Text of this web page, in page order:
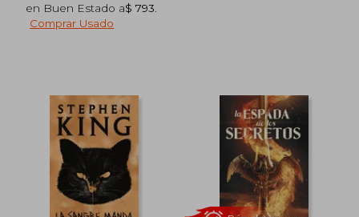
en Buen Estado a$ 793
Comprar Usado